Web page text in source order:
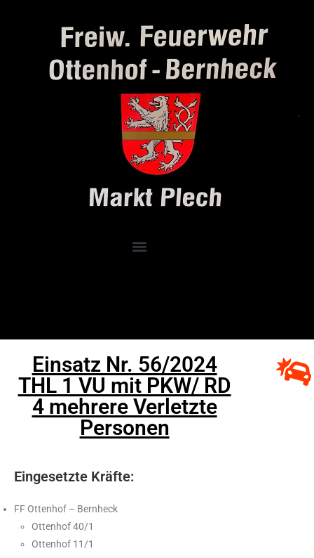
Einsatz Nr. 56/2024
THL 1 VU mit PKW/ RD
4 mehrere Verletzte
Personen
Eingesetzte Kräfte:
FF Ottenhof – Bernheck
Ottenhof 40/1
Ottenhof 11/1